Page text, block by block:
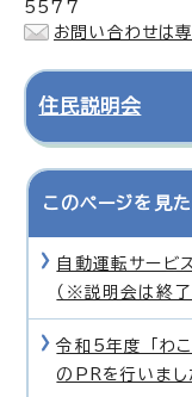
5577
お問い合わせは
住民説明会
このページを見
自動運転サービ
（※説明会は終了
令和5年度 「わこ
のPRを行いまし